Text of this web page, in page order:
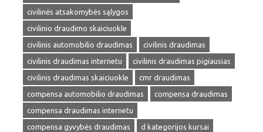
civilinės atsakomybės sąlygos
civilinio draudimo skaiciuokle
civilinis automobilio draudimas
civilinis draudimas
civilinis draudimas internetu
civilinis draudimas pigiausias
civilinis draudimas skaiciuokle
cmr draudimas
compensa automobilio draudimas
compensa draudimas
compensa draudimas internetu
compensa gyvybės draudimas
d kategorijos kursai